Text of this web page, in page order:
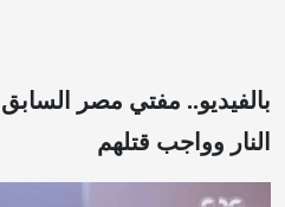
بالفيديو.. مفتي مصر
النار وواجب قتلهم